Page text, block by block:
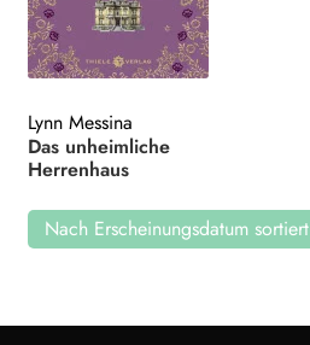
Lynn Messina
Das unheimliche
Herrenhaus
Nach Erscheinungsdatum sortiert